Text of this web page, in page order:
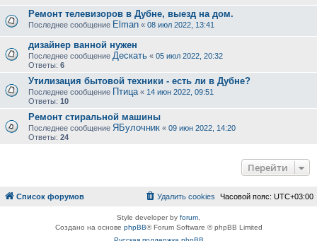
Ремонт телевизоров в Дубне, выезд на дом.
Последнее сообщение Elman « 08 июл 2022, 13:41
дизайнер ванной нужен
Последнее сообщение Дескать « 05 июл 2022, 20:32
Ответы: 6
Утилизация бытовой техники - есть ли в Дубне?
Последнее сообщение Птица « 14 июн 2022, 09:51
Ответы: 10
Ремонт стиральной машины
Последнее сообщение ЯБулочник « 09 июн 2022, 14:20
Ответы: 24
Перейти
Список форумов Часовой пояс: UTC+03:00
Удалить cookies
Style developer by forum
Создано на основе phpBB® Forum Software © phpBB Limited